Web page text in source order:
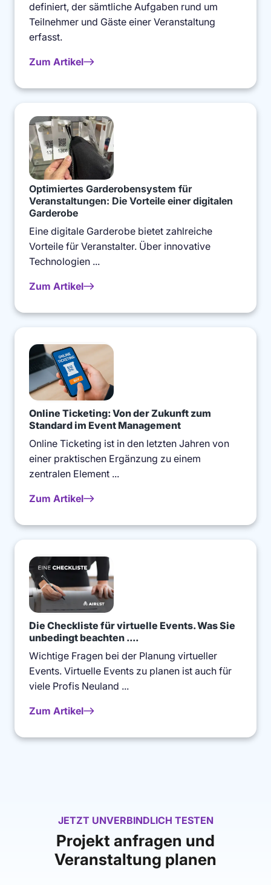
definiert, der sämtliche Aufgaben rund um
Teilnehmer und Gäste einer Veranstaltung
erfasst.
Zum Artikel
Optimiertes Garderobensystem für
Veranstaltungen: Die Vorteile einer digitalen
Garderobe
Eine digitale Garderobe bietet zahlreiche
Vorteile für Veranstalter. Über innovative
Technologien ...
Zum Artikel
Online Ticketing: Von der Zukunft zum
Standard im Event Management
Online Ticketing ist in den letzten Jahren von
einer praktischen Ergänzung zu einem
zentralen Element ...
Zum Artikel
Die Checkliste für virtuelle Events. Was Sie
unbedingt beachten ....
Wichtige Fragen bei der Planung virtueller
Events. Virtuelle Events zu planen ist auch für
viele Profis Neuland ...
Zum Artikel
JETZT UNVERBINDLICH TESTEN
Projekt anfragen und
Veranstaltung planen